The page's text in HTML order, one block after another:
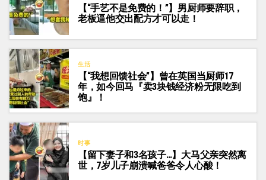
【“手艺不是免费的！”】男厨师要辞职，
老板逼他交出配方才可以走！
生活
【“我想回馈社会”】曾在英国当厨师17
年，如今回马『卖3块钱经济粉无限吃到
饱』！
时事
【留下妻子和3名孩子…】大马父亲突然离
世，7岁儿子崩溃喊爸爸令人心酸！